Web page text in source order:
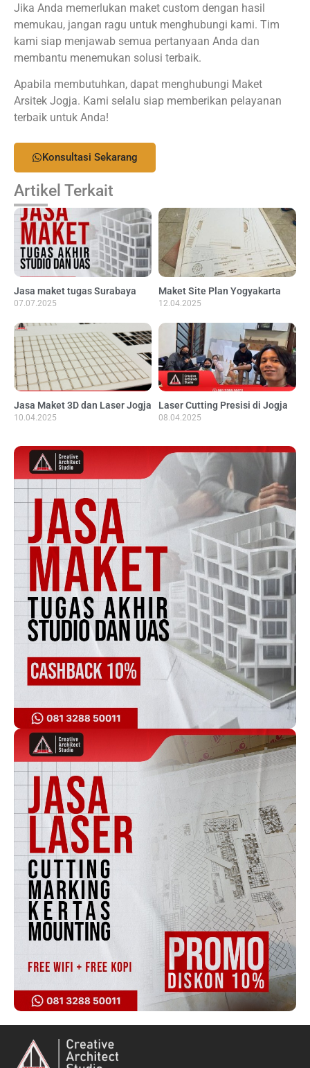
Jika Anda memerlukan maket custom dengan hasil
memukau, jangan ragu untuk menghubungi kami. Tim
kami siap menjawab semua pertanyaan Anda dan
membantu menemukan solusi terbaik.
Apabila membutuhkan, dapat menghubungi Maket
Arsitek Jogja. Kami selalu siap memberikan pelayanan
terbaik untuk Anda!
Konsultasi Sekarang
Artikel Terkait
Jasa maket tugas Surabaya
07.07.2025
Maket Site Plan Yogyakarta
12.04.2025
Jasa Maket 3D dan Laser Jogja
10.04.2025
Laser Cutting Presisi di Jogja
08.04.2025